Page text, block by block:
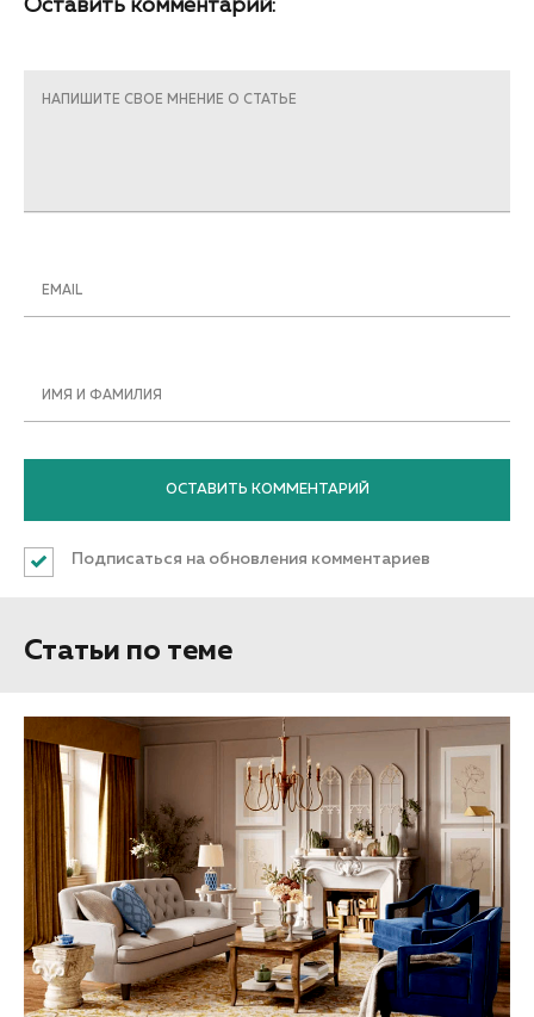
Оставить комментарий:
НАПИШИТЕ СВОЕ МНЕНИЕ О СТАТЬЕ
EMAIL
ИМЯ И ФАМИЛИЯ
Подписаться на обновления комментариев
Статьи по теме